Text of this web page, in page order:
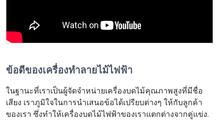
ข้อดีของเครื่องทำลายไม้ไฟฟ้า
ในฐานะที่เราเป็นผู้จัดจำหน่ายเครื่องบดไม้คุณภาพสูงที่มีชื่อ
เสียง เราภูมิใจในการนำเสนอข้อได้เปรียบต่างๆ ให้กับลูกค้า
ของเรา ซึ่งทำให้เครื่องบดไม้ไฟฟ้าของเราแตกต่างจากคู่แข่ง.